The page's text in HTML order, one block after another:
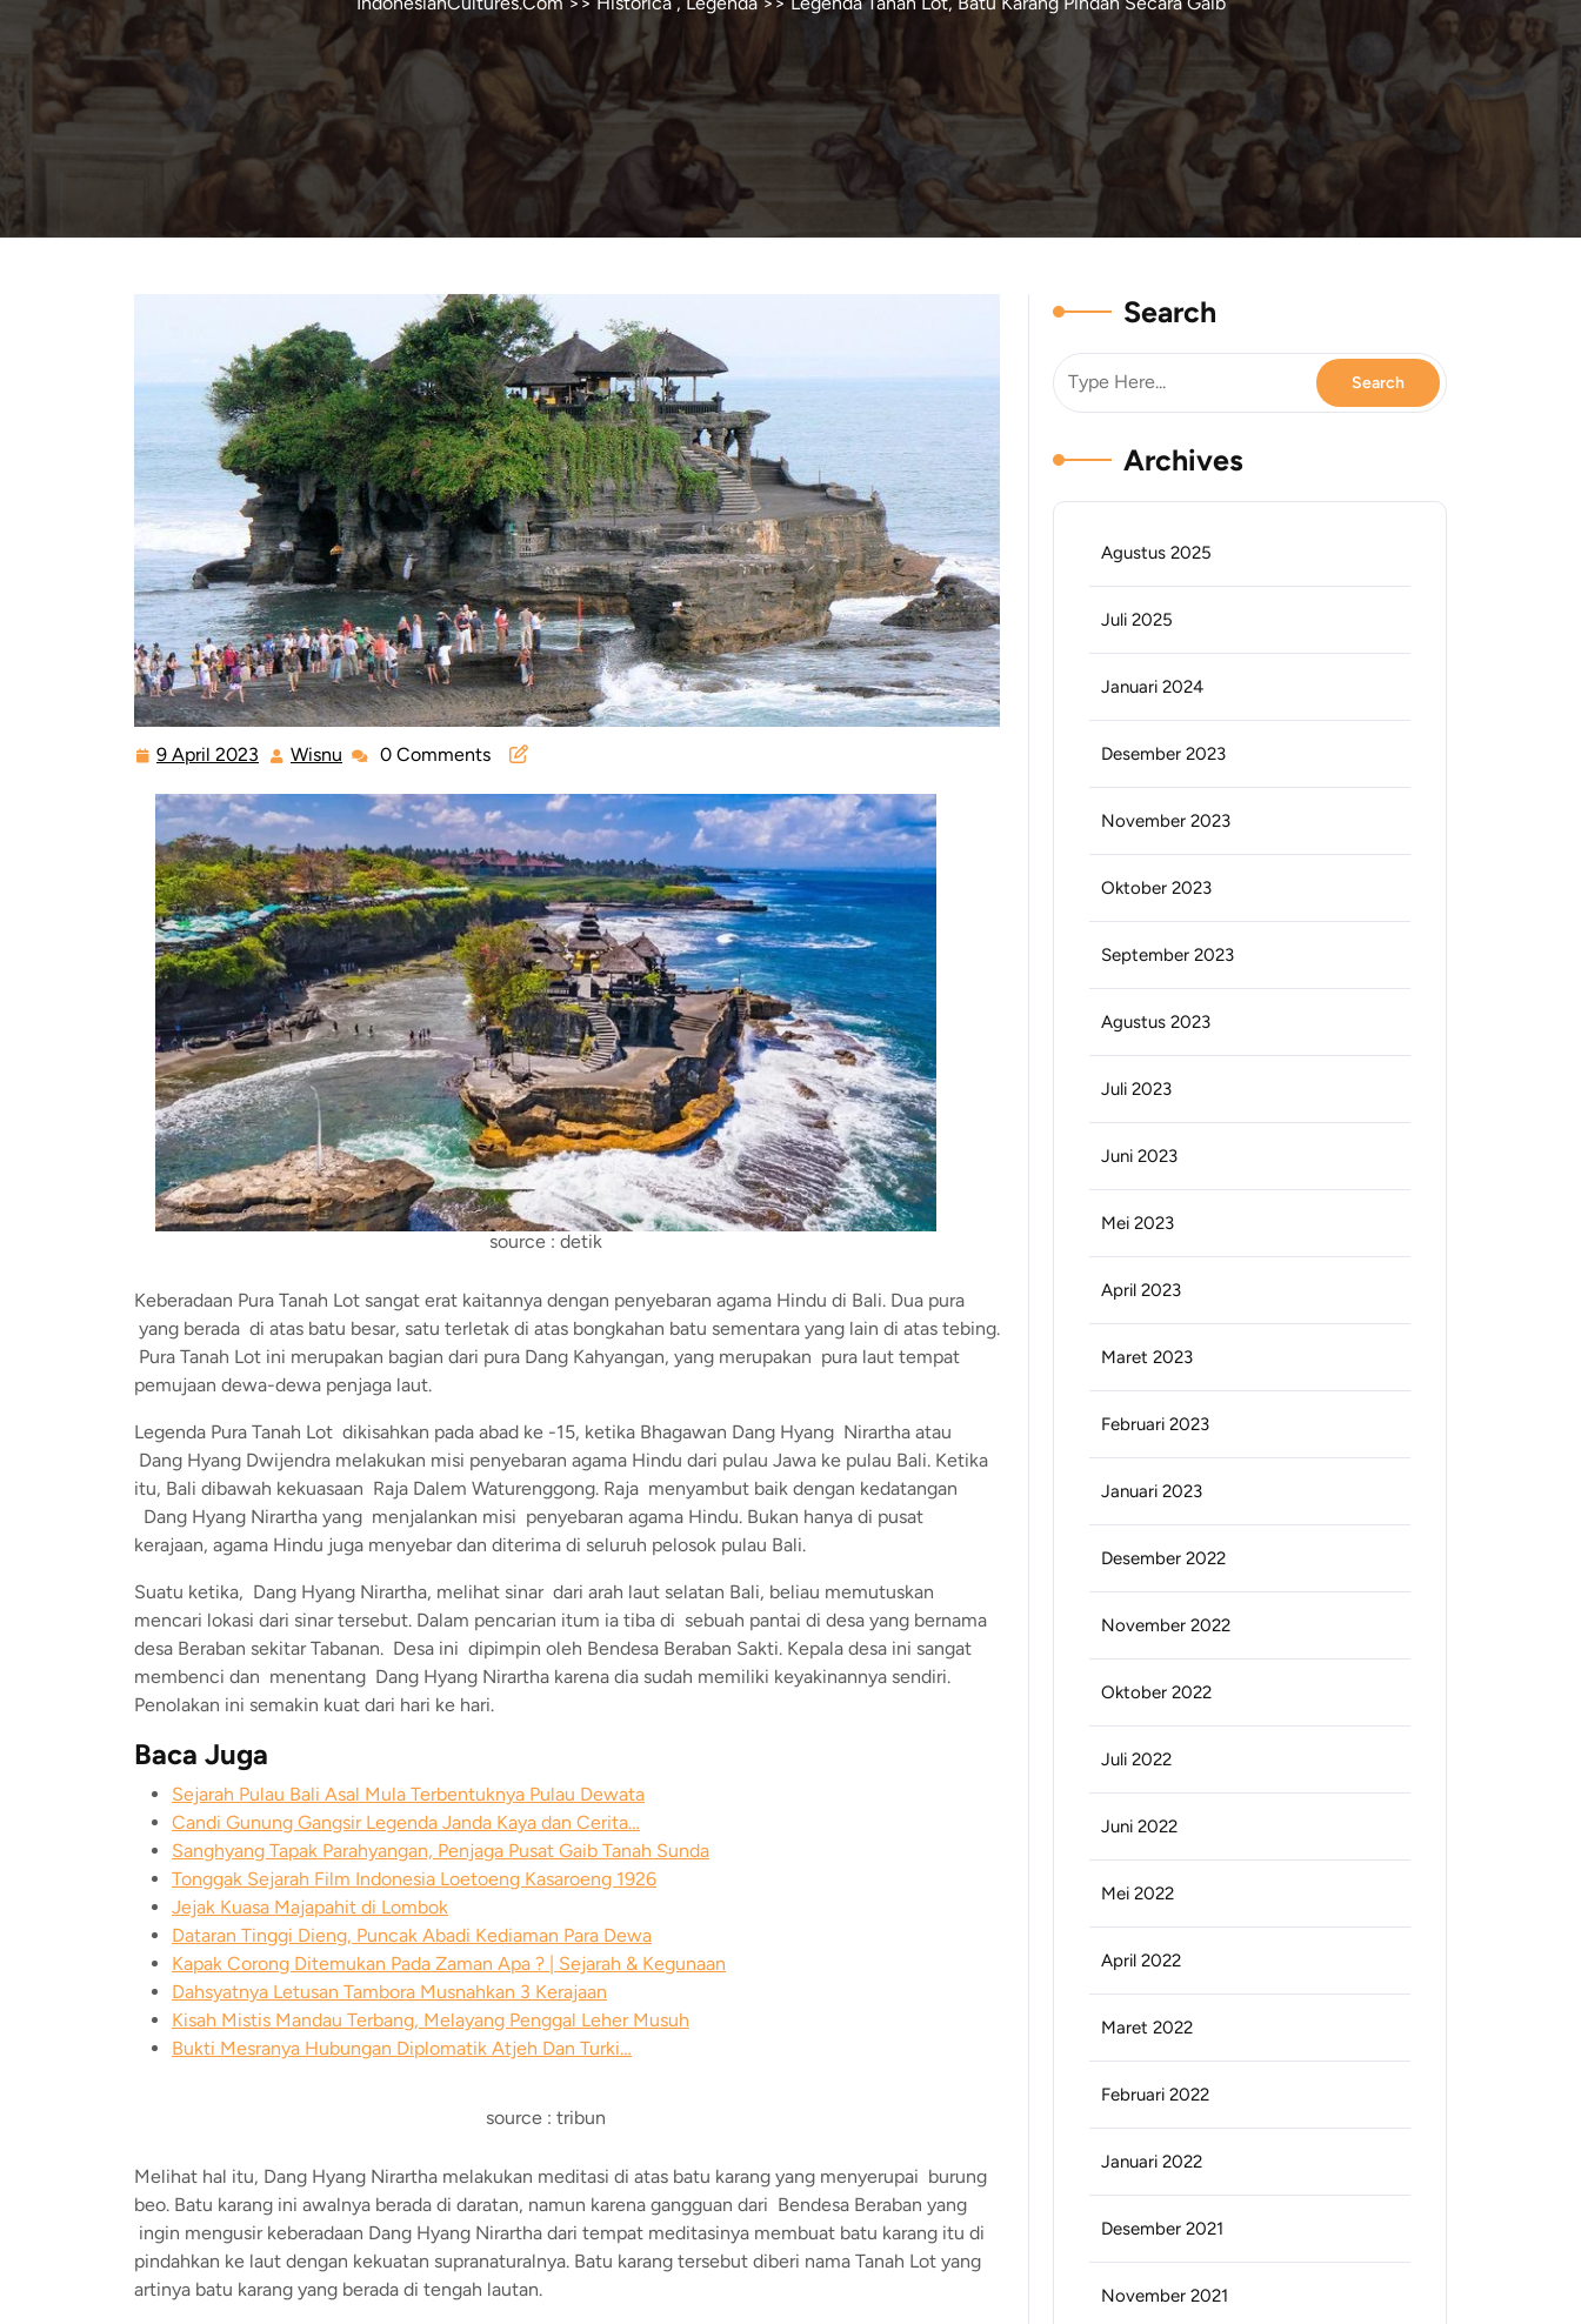
9 April 2023 Wisnu 0 Comments
source : detik
Keberadaan Pura Tanah Lot sangat erat kaitannya dengan penyebaran agama Hindu di Bali. Dua pura
yang berada di atas batu besar, satu terletak di atas bongkahan batu sementara yang lain di atas tebing.
Pura Tanah Lot ini merupakan bagian dari pura Dang Kahyangan, yang merupakan pura laut tempat
pemujaan dewa-dewa penjaga laut.
Legenda Pura Tanah Lot dikisahkan pada abad ke -15, ketika Bhagawan Dang Hyang Nirartha atau
Dang Hyang Dwijendra melakukan misi penyebaran agama Hindu dari pulau Jawa ke pulau Bali. Ketika
itu, Bali dibawah kekuasaan Raja Dalem Waturenggong. Raja menyambut baik dengan kedatangan
Dang Hyang Nirartha yang menjalankan misi penyebaran agama Hindu. Bukan hanya di pusat
kerajaan, agama Hindu juga menyebar dan diterima di seluruh pelosok pulau Bali.
Suatu ketika, Dang Hyang Nirartha, melihat sinar dari arah laut selatan Bali, beliau memutuskan
mencari lokasi dari sinar tersebut. Dalam pencarian itum ia tiba di sebuah pantai di desa yang bernama
desa Beraban sekitar Tabanan. Desa ini dipimpin oleh Bendesa Beraban Sakti. Kepala desa ini sangat
membenci dan menentang Dang Hyang Nirartha karena dia sudah memiliki keyakinannya sendiri.
Penolakan ini semakin kuat dari hari ke hari.
Baca Juga
Sejarah Pulau Bali Asal Mula Terbentuknya Pulau Dewata
Candi Gunung Gangsir Legenda Janda Kaya dan Cerita…
Sanghyang Tapak Parahyangan, Penjaga Pusat Gaib Tanah Sunda
Tonggak Sejarah Film Indonesia Loetoeng Kasaroeng 1926
Jejak Kuasa Majapahit di Lombok
Dataran Tinggi Dieng, Puncak Abadi Kediaman Para Dewa
Kapak Corong Ditemukan Pada Zaman Apa ? | Sejarah & Kegunaan
Dahsyatnya Letusan Tambora Musnahkan 3 Kerajaan
Kisah Mistis Mandau Terbang, Melayang Penggal Leher Musuh
Bukti Mesranya Hubungan Diplomatik Atjeh Dan Turki…
source : tribun
Melihat hal itu, Dang Hyang Nirartha melakukan meditasi di atas batu karang yang menyerupai burung
beo. Batu karang ini awalnya berada di daratan, namun karena gangguan dari Bendesa Beraban yang
ingin mengusir keberadaan Dang Hyang Nirartha dari tempat meditasinya membuat batu karang itu di
pindahkan ke laut dengan kekuatan supranaturalnya. Batu karang tersebut diberi nama Tanah Lot yang
artinya batu karang yang berada di tengah lautan.
Search
Archives
Agustus 2025
Juli 2025
Januari 2024
Desember 2023
November 2023
Oktober 2023
September 2023
Agustus 2023
Juli 2023
Juni 2023
Mei 2023
April 2023
Maret 2023
Februari 2023
Januari 2023
Desember 2022
November 2022
Oktober 2022
Juli 2022
Juni 2022
Mei 2022
April 2022
Maret 2022
Februari 2022
Januari 2022
Desember 2021
November 2021